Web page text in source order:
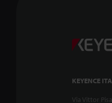
KEYENCE
Via Vittor